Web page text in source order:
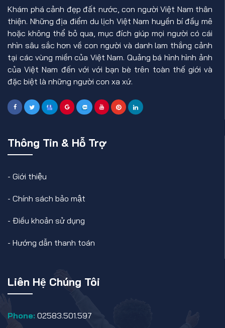
Khám phá cảnh đẹp đất nước, con người Việt Nam thân
thiện. Những địa điểm du lịch Việt Nam huyền bí đầy mê
hoặc không thể bỏ qua, mục đích giúp mọi người có cái
nhìn sâu sắc hơn về con người và danh lam thắng cảnh
tại các vùng miền của Việt Nam. Quảng bá hình hình ảnh
của Việt Nam đến với với bạn bè trên toàn thế giới và
đặc biệt là những người con xa xứ.
Thông Tin & Hỗ Trợ
- Giới thiệu
- Chính sách bảo mật
- Điều khoản sử dụng
- Hướng dẫn thanh toán
Liên Hệ Chúng Tôi
Phone: 02583.501.597